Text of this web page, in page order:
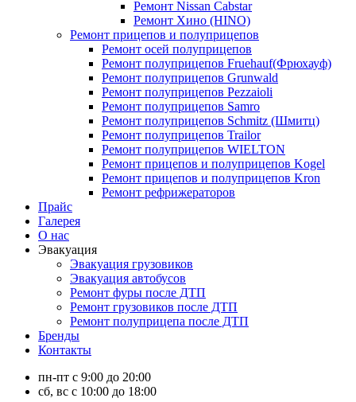
Ремонт Nissan Cabstar
Ремонт Хино (HINO)
Ремонт прицепов и полуприцепов
Ремонт осей полуприцепов
Ремонт полуприцепов Fruehauf(Фрюхауф)
Ремонт полуприцепов Grunwald
Ремонт полуприцепов Pezzaioli
Ремонт полуприцепов Samro
Ремонт полуприцепов Schmitz (Шмитц)
Ремонт полуприцепов Trailor
Ремонт полуприцепов WIELTON
Ремонт прицепов и полуприцепов Kogel
Ремонт прицепов и полуприцепов Kron
Ремонт рефрижераторов
Прайс
Галерея
О нас
Эвакуация
Эвакуация грузовиков
Эвакуация автобусов
Ремонт фуры после ДТП
Ремонт грузовиков после ДТП
Ремонт полуприцепа после ДТП
Бренды
Контакты
пн-пт с 9:00 до 20:00
сб, вс с 10:00 до 18:00